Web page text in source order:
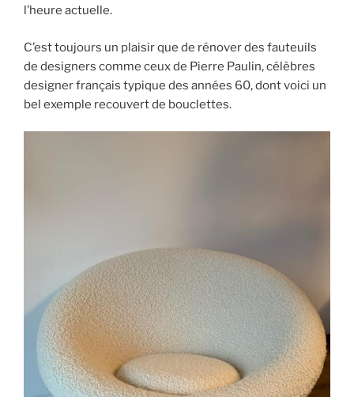
l’heure actuelle.
C’est toujours un plaisir que de rénover des fauteuils
de designers comme ceux de Pierre Paulin, célèbres
designer français typique des années 60, dont voici un
bel exemple recouvert de bouclettes.